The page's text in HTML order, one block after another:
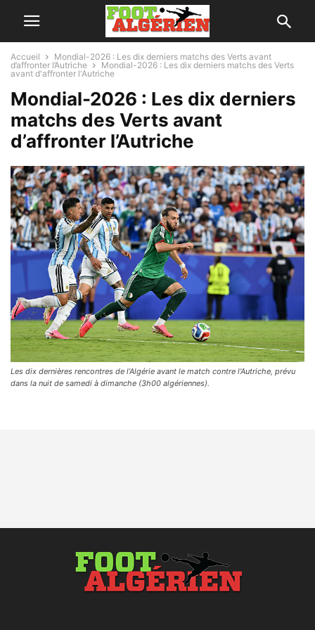
Accueil
Mondial-2026 : Les dix derniers matchs des Verts avant
d’affronter l’Autriche
Mondial-2026 : Les dix derniers matchs des Verts
avant d'affronter l'Autriche
Mondial-2026 : Les dix derniers
matchs des Verts avant
d’affronter l’Autriche
Les dix dernières rencontres de l’Algérie avant le match contre l’Autriche, prévu
dans la nuit de samedi à dimanche (3h00 algériennes).